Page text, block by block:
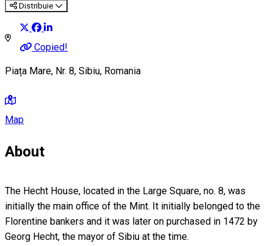
Distribuie
Copied!
Piața Mare, Nr. 8, Sibiu, Romania
Map
About
The Hecht House, located in the Large Square, no. 8, was
initially the main office of the Mint. It initially belonged to the
Florentine bankers and it was later on purchased in 1472 by
Georg Hecht, the mayor of Sibiu at the time.